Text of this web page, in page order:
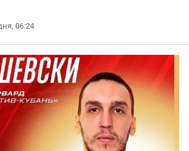
06:24